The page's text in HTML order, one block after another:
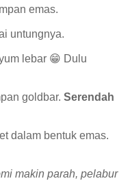
emas.
untungnya.
lebar 😁 Dulu
goldbar. Serendah
dalam bentuk emas.
makin parah, pelabur